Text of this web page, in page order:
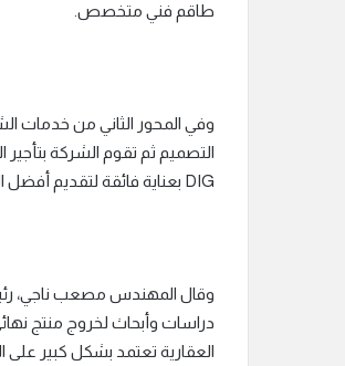
طاقم فني متخصص.
وفي المحور الثاني من خدمات
التصميم ثم تقوم الشركة
DIG بعناية فائقة لتقديم أفضل الخدمات التي من شأنها الوصول لأعلى عائد استثماري للمطور والعميل.
دراسات وأبحاث لخروج منتج
العقارية تعتمد بشكل كبير على